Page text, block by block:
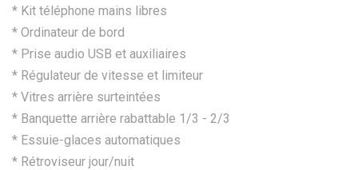
*⁠ ⁠Kit téléphone mains libres
*⁠ ⁠Ordinateur de bord
*⁠ ⁠Prise audio USB et auxiliaires
*⁠ ⁠Régulateur de vitesse et limiteur ⁠
*⁠ ⁠Vitres arrière surteintées
*⁠ Banquette arrière rabattable 1/3 - 2/3
*⁠ Essuie-glaces automatiques
* Rétroviseur jour/nuit